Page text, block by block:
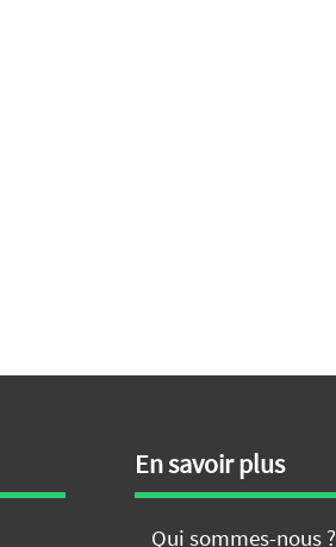
En savoir plus
Qui sommes-nous ?